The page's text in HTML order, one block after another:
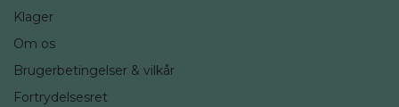
Klager
Om os
Brugerbetingelser & vilkår
Fortrydelsesret